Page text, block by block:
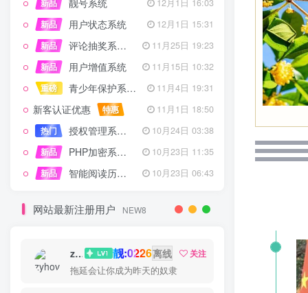
新品 靓号系统
12月1日 16:03
新品
用户状态系统
12月1日 15:31
新品
评论抽奖系统 – 完整功能详解
11月25日 19:23
新品
用户增值系统
11月15日 10:32
重磅
青少年保护系统 专为子比主题开发 11月4日 19:31
新客认证优惠 特惠
11月1日 18:50
热门
授权管理系统子比主题专版
10月24日 03:38
新品
PHP加密系统专业版
10月23日 11:35
新品
智能阅读历史系统 10月23日 06:43
网站最新注册用户 NEW8
zyhove 靓:0226离线
关注
拖延会让你成为昨天的奴隶